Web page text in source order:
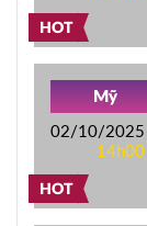
HOT
HOT
Mỹ
02/10/2025
14h00